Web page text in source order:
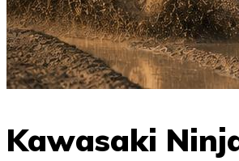
Kawasaki